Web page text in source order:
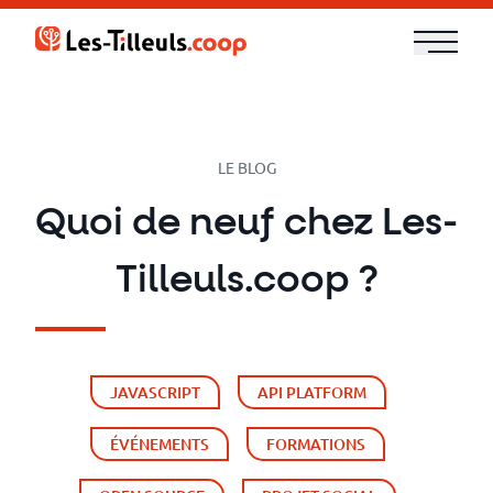
Aller
Formations
Cloud
et
DevOps
Technologies
LE BLOG
Quoi de neuf chez Les-
Tilleuls.coop ?
JAVASCRIPT API PLATFORM
ÉVÉNEMENTS FORMATIONS